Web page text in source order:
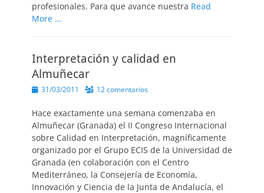
profesionales. Para que avance nuestra Read
More …
Interpretación y calidad en
Almuñecar
Publicado
31/03/2011 12 comentarios
Hace exactamente una semana comenzaba en
Almuñecar (Granada) el II Congreso Internacional
sobre Calidad en Interpretación, magníficamente
organizado por el Grupo ECIS de la Universidad de
Granada (en colaboración con el Centro
Mediterráneo, la Consejería de Economía,
Innovación y Ciencia de la Junta de Andalucía, el